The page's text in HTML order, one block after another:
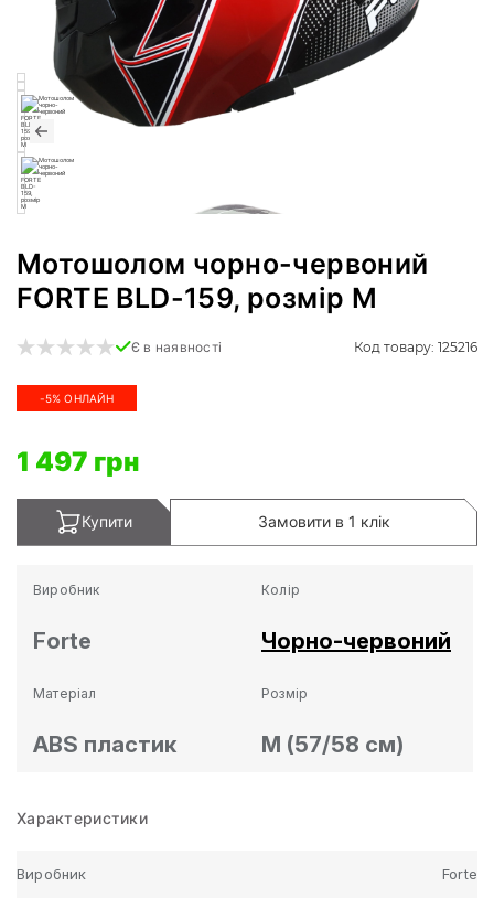
Мотошолом чорно-червоний
FORTE BLD-159, розмір M
Є в наявності Код товару: 125216
-5% ОНЛАЙН
1 497 грн
Купити Замовити в 1 клік
Виробник
Forte
Колір
Чорно-червоний
Матеріал
ABS пластик
Розмір
M (57/58 см)
Характеристики
Виробник Forte